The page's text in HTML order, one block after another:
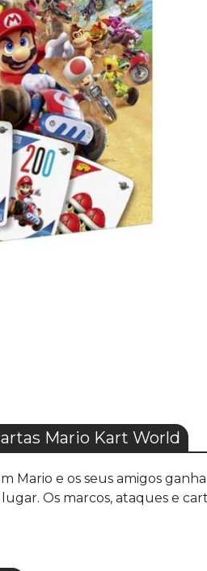
Mario Kart World
Mario e os seus amigos
Os marcos, ataques e